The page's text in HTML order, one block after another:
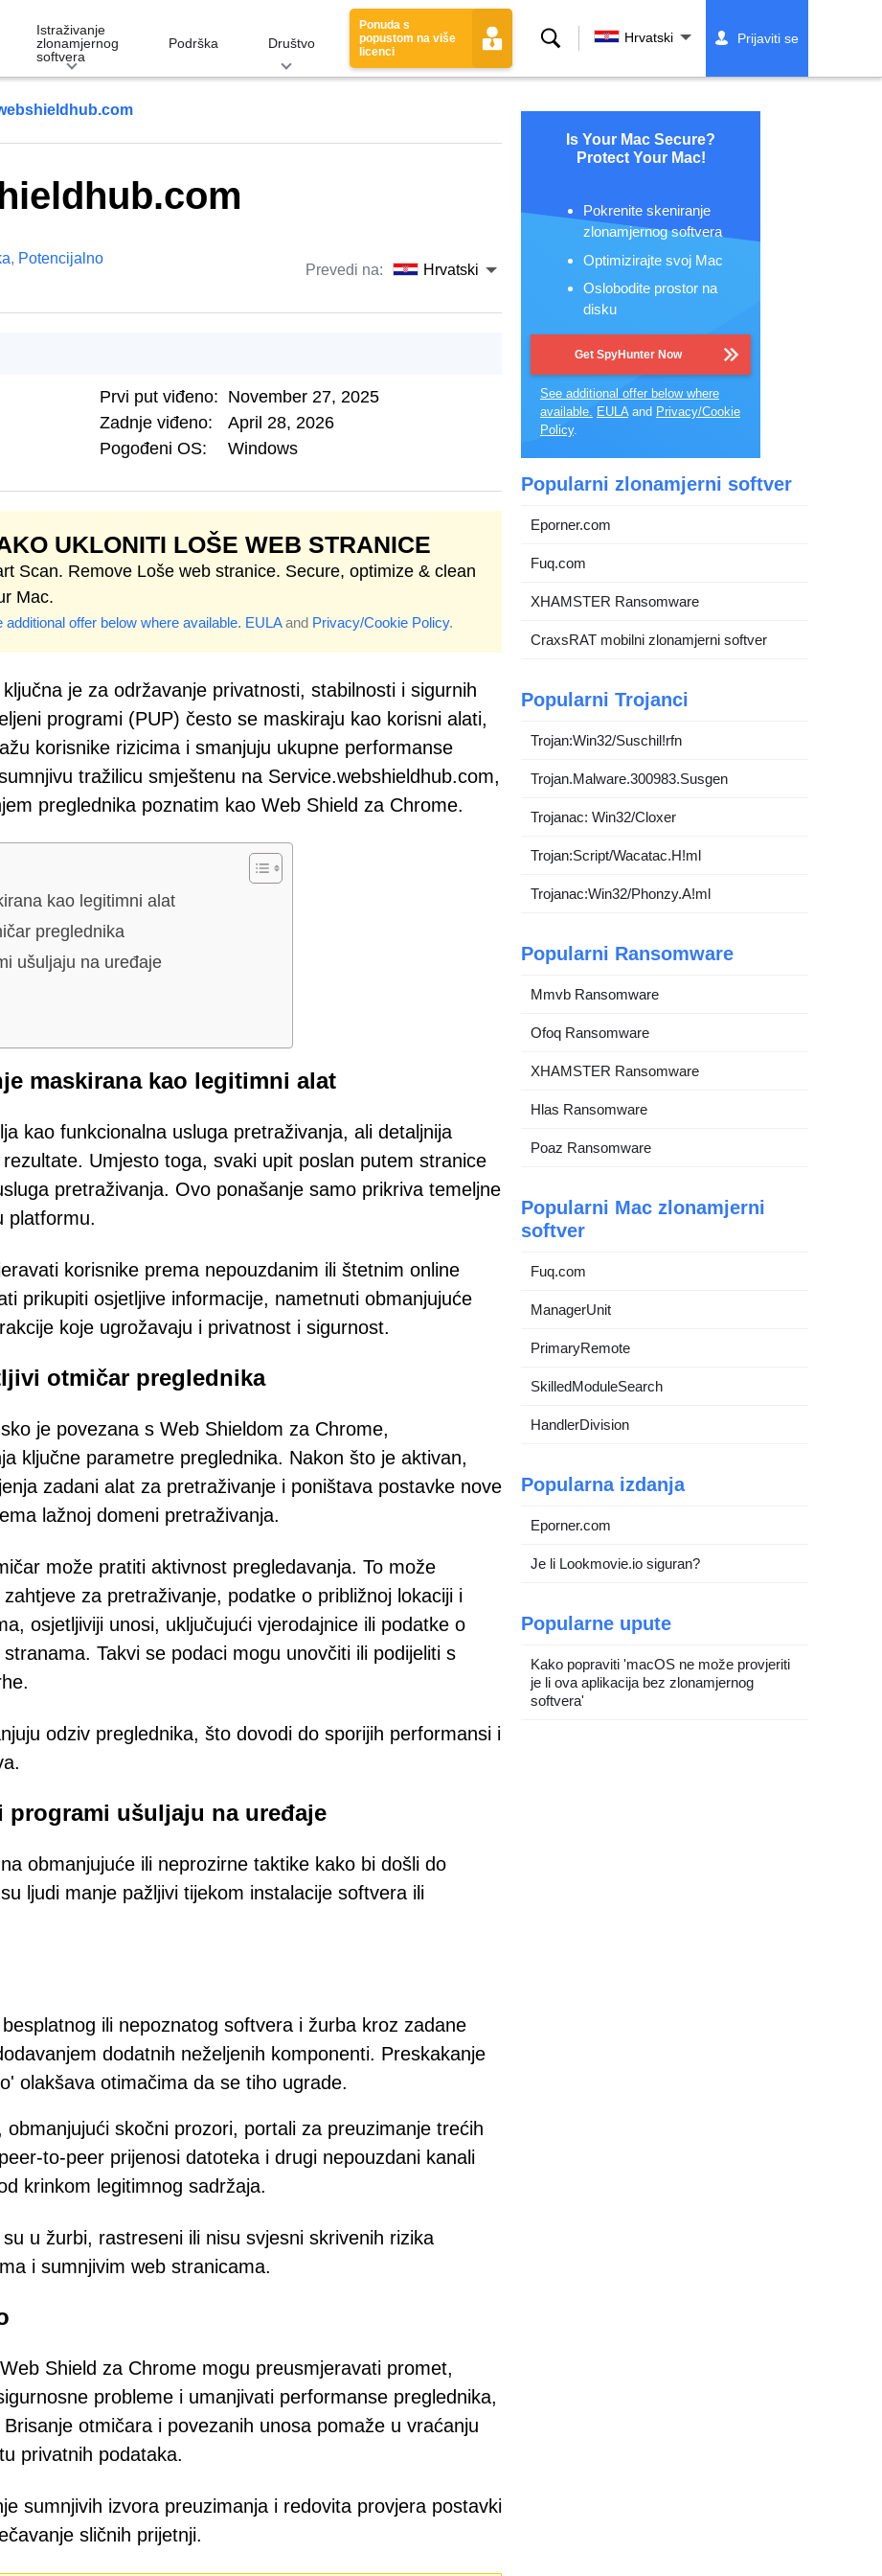
Istraživanje
zlonamjernog
softvera
Podrška Društvo
Ponuda s
popustom na više
licenci
Traži Hrvatski Prijaviti se
, Potencijalno
Prevedi na: Hrvatski
Prvi put viđeno: November 27, 2025
Zadnje viđeno:
April 28, 2026
Pogođeni OS:
Windows
UKLONITI LOŠE WEB STRANICE
Scan. Remove Loše web stranice. Secure, optimize & clean
Mac.
additional offer below where available. EULAand Privacy/Cookie Policy.
je za održavanje privatnosti, stabilnosti i sigurnih
programi (PUP) često se maskiraju kao korisni alati,
korisnike rizicima i smanjuju ukupne performanse
tražilicu smještenu na Service.webshieldhub.com,
preglednika poznatim kao Web Shield za Chrome.
kao legitimni alat
preglednika
ušuljaju na uređaje
maskirana kao legitimni alat
kao funkcionalna usluga pretraživanja, ali detaljnija
Umjesto toga, svaki upit poslan putem stranice
pretraživanja. Ovo ponašanje samo prikriva temeljne
platformu.
korisnike prema nepouzdanim ili štetnim online
prikupiti osjetljive informacije, nametnuti obmanjujuće
koje ugrožavaju i privatnost i sigurnost.
otmičar preglednika
je povezana s Web Shieldom za Chrome,
ključne parametre preglednika. Nakon što je aktivan,
zadani alat za pretraživanje i poništava postavke nove
lažnoj domeni pretraživanja.
može pratiti aktivnost pregledavanja. To može
za pretraživanje, podatke o približnoj lokaciji i
osjetljiviji unosi, uključujući vjerodajnice ili podatke o
Takvi se podaci mogu unovčiti ili podijeliti s
odziv preglednika, što dovodi do sporijih performansi i
ušuljaju na uređaje
obmanjujuće ili neprozirne taktike kako bi došli do
ljudi manje pažljivi tijekom instalacije softvera ili
ili nepoznatog softvera i žurba kroz zadane
dodatnih neželjenih komponenti. Preskakanje
olakšava otimačima da se tiho ugrade.
skočni prozori, portali za preuzimanje trećih
to-peer prijenosi datoteka i drugi nepouzdani kanali
krinkom legitimnog sadržaja.
u žurbi, rastreseni ili nisu svjesni skrivenih rizika
i sumnjivim web stranicama.
Shield za Chrome mogu preusmjeravati promet,
probleme i umanjivati performanse preglednika,
otmičara i povezanih unosa pomaže u vraćanju
privatnih podataka.
sumnjivih izvora preuzimanja i redovita provjera postavki
sličnih prijetnji.
Is Your Mac Secure?
Protect Your Mac!
Pokrenite skeniranje
zlonamjernog softvera
Optimizirajte svoj Mac
Oslobodite prostor na
disku
Get SpyHunter Now
See additional offer below where
available. EULAand Privacy/Cookie
Policy.
Popularni zlonamjerni softver
Eporner.com
Fuq.com
XHAMSTER Ransomware
CraxsRAT mobilni zlonamjerni softver
Popularni Trojanci
Trojan:Win32/Suschil!rfn
Trojan.Malware.300983.Susgen
Trojanac: Win32/Cloxer
Trojan:Script/Wacatac.H!ml
Trojanac:Win32/Phonzy.A!ml
Popularni Ransomware
Mmvb Ransomware
Ofoq Ransomware
XHAMSTER Ransomware
Hlas Ransomware
Poaz Ransomware
Popularni Mac zlonamjerni
softver
Fuq.com
ManagerUnit
PrimaryRemote
SkilledModuleSearch
HandlerDivision
Popularna izdanja
Eporner.com
Je li Lookmovie.io siguran?
Popularne upute
Kako popraviti 'macOS ne može provjeriti
je li ova aplikacija bez zlonamjernog
softvera'